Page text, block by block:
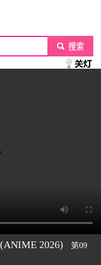
submit
(ANIME 2026)
第09